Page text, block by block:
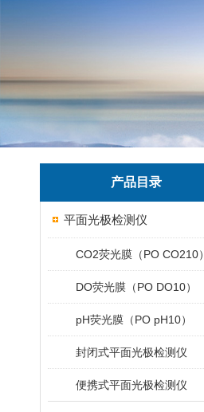
产品目录
平面光极检测仪
CO2荧光膜（PO CO210）
DO荧光膜（PO DO10）
pH荧光膜（PO pH10）
封闭式平面光极检测仪
便携式平面光极检测仪